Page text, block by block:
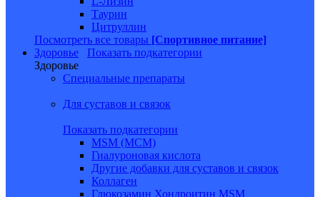
Таурин
Цитруллин
Посмотреть все товары [Спортивное питание]
Здоровье
Показать подкатегории
Здоровье
Специальные препараты
Для суставов и связок
Показать подкатегории
MSM (МСМ)
Гиалуроновая кислота
Другие добавки для суставов и связок
Коллаген
Глюкозамин Хондроитин MSM